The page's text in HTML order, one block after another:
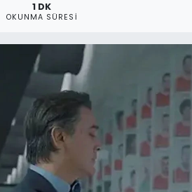
1 DK
OKUNMA SÜRESI